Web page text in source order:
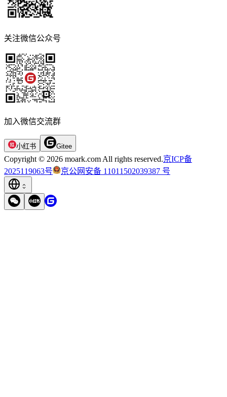
关注微信公众号
加入微信交流群
小红书 Gitee
Copyright © 2026 moark.com All rights reserved.京ICP备
2025119063号
京公网安备 11011502039387 号